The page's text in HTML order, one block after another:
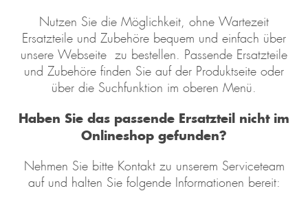
Nutzen Sie die Möglichkeit, ohne Wartezeit
Ersatzteile und Zubehöre bequem und einfach über
unsere Webseite zu bestellen. Passende Ersatzteile
und Zubehöre finden Sie auf der Produktseite oder
über die Suchfunktion im oberen Menü.
Haben Sie das passende Ersatzteil nicht im
Onlineshop gefunden?
Nehmen Sie bitte Kontakt zu unserem Serviceteam
auf und halten Sie folgende Informationen bereit: